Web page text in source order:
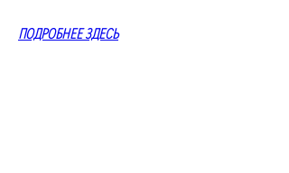
ПОДРОБНЕЕ ЗДЕСЬ